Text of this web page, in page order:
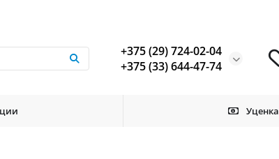
+375 (29) 724-02-04
+375 (33) 644-47-74
Уценка